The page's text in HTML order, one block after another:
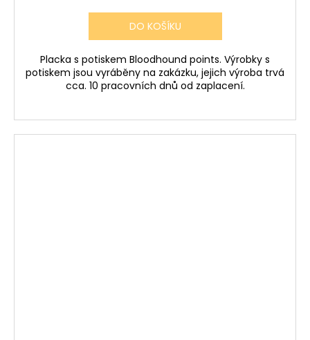
DO KOŠÍKU
Placka s potiskem Bloodhound points. Výrobky s
potiskem jsou vyráběny na zakázku, jejich výroba trvá
cca. 10 pracovních dnů od zaplacení.